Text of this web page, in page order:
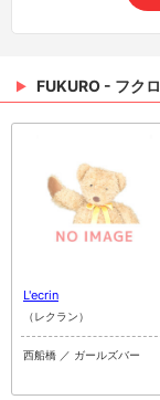
FUKURO - フク
L'ecrin
（レクラン）
西船橋 ／ ガールズバー